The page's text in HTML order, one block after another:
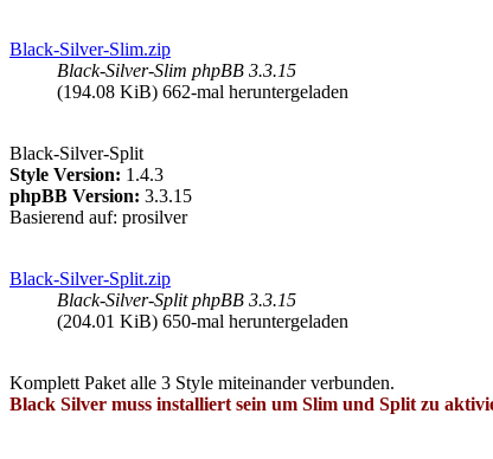
Black-Silver-Slim.zip
Black-Silver-Slim phpBB 3.3.15
(194.08 KiB) 662-mal heruntergeladen
Black-Silver-Split
Style Version: 1.4.3
phpBB Version: 3.3.15
Basierend auf: prosilver
Black-Silver-Split.zip
Black-Silver-Split phpBB 3.3.15
(204.01 KiB) 650-mal heruntergeladen
Komplett Paket alle 3 Style miteinander verbunden.
Black Silver muss installiert sein um Slim und Split zu